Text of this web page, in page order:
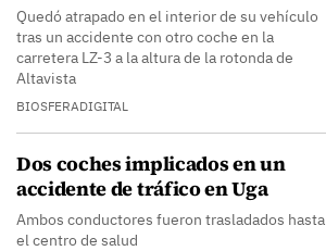
Quedó atrapado en el interior de su vehículo
tras un accidente con otro coche en la
carretera LZ-3 a la altura de la rotonda de
Altavista
BIOSFERADIGITAL
Dos coches implicados en un
accidente de tráfico en Uga
Ambos conductores fueron trasladados hasta
el centro de salud